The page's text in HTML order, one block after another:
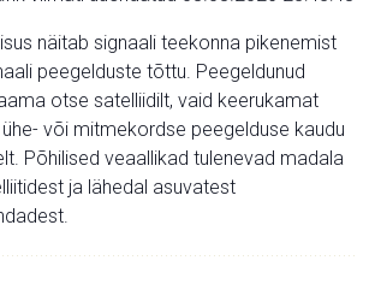
näitab signaali teekonna pikenemist
peegelduste tõttu. Peegeldunud
otse satelliidilt, vaid keerukamat
või mitmekordse peegelduse kaudu
Põhilised veaallikad tulenevad madala
ja lähedal asuvatest